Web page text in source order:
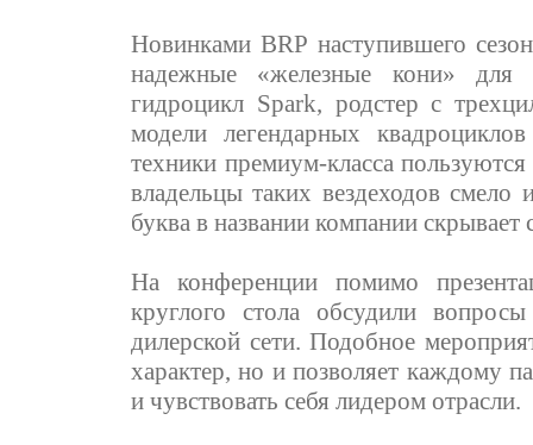
Новинками BRP наступившего
надежные «железные кони» для
гидроцикл Spark, родстер с
модели легендарных
техники премиум-класса
владельцы таких вездеходов
буква в названии компании
На конференции помимо
круглого стола обсудили
дилерской сети. Подобное
характер, но и позволяет каждому
и чувствовать себя лидером отрасли.